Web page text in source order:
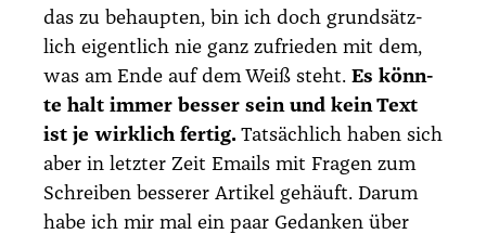
das zu behaup­ten, bin ich doch grund­sätz­
lich eigent­lich nie ganz zufrie­den mit dem,
was am Ende auf dem Weiß steht. Es könn­
te halt immer bes­ser sein und kein Text
ist je wirk­lich fer­tig. Tat­säch­lich haben sich
aber in letz­ter Zeit Emails mit Fra­gen zum
Schrei­ben bes­se­rer Arti­kel gehäuft. Dar­um
habe ich mir mal ein paar Gedan­ken über